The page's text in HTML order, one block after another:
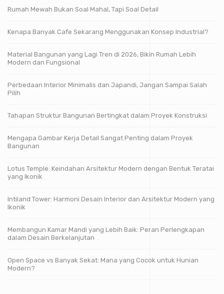
Rumah Mewah Bukan Soal Mahal, Tapi Soal Detail
Kenapa Banyak Cafe Sekarang Menggunakan Konsep Industrial?
Material Bangunan yang Lagi Tren di 2026, Bikin Rumah Lebih
Modern dan Fungsional
Perbedaan Interior Minimalis dan Japandi, Jangan Sampai Salah
Pilih
Tahapan Struktur Bangunan Bertingkat dalam Proyek Konstruksi
Mengapa Gambar Kerja Detail Sangat Penting dalam Proyek
Bangunan
Lotus Temple: Keindahan Arsitektur Modern dengan Bentuk Teratai
yang Ikonik
Intiland Tower: Harmoni Desain Interior dan Arsitektur Modern yang
Ikonik
Membangun Kamar Mandi yang Lebih Baik: Peran Perlengkapan
dalam Desain Berkelanjutan
Open Space vs Banyak Sekat: Mana yang Cocok untuk Hunian
Modern?